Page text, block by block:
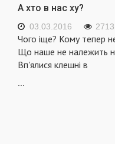
А хто в нас ху?
03.03.2016 2713
Чого іще? Кому тепер
Що наше не належить
Вп'ялися клешні в